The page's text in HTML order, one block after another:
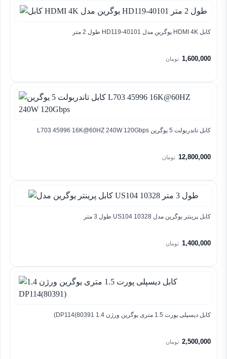
کابل HDMI 4K یوگرین مدل HD119-40101 طول 2 متر
1,600,000 تومان
کابل تاندربولت 5 یوگرین L703 45996 16K@60HZ 240W 120Gbps
12,800,000 تومان
کابل پرینتر یوگرین مدل US104 10328 طول 3 متر
1,400,000 تومان
کابل دیسپلی پورت 1.5 متری یوگرین ورژن 1.4 DP114(80391)
2,500,000 تومان